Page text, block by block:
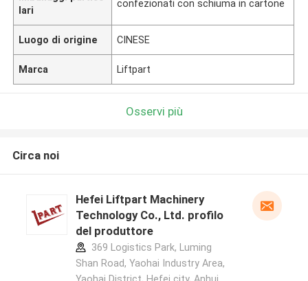
lari
confezionati con schiuma in cartone
Luogo di origine CINESE
Marca Liftpart
Osservi più
Circa noi
Hefei Liftpart Machinery
Technology Co., Ltd. profilo
del produttore
369 Logistics Park, Luming
Shan Road, Yaohai Industry Area,